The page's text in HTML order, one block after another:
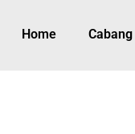
Home Cabang